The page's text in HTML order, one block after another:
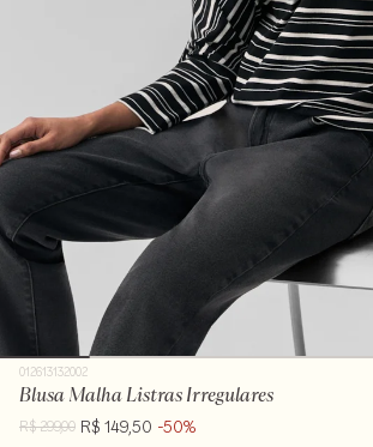
012613132002
Blusa Malha Listras Irregulares
R$ 299,00 R$ 149,50 -50%